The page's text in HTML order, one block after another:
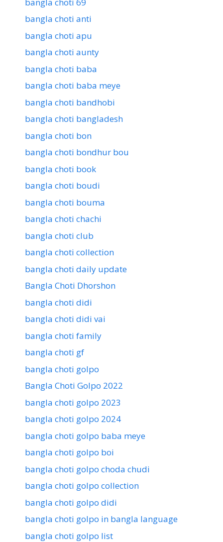
bangla choti anti
bangla choti apu
bangla choti aunty
bangla choti baba
bangla choti baba meye
bangla choti bandhobi
bangla choti bangladesh
bangla choti bon
bangla choti bondhur bou
bangla choti book
bangla choti boudi
bangla choti bouma
bangla choti chachi
bangla choti club
bangla choti collection
bangla choti daily update
Bangla Choti Dhorshon
bangla choti didi
bangla choti didi vai
bangla choti family
bangla choti gf
bangla choti golpo
Bangla Choti Golpo 2022
bangla choti golpo 2023
bangla choti golpo 2024
bangla choti golpo baba meye
bangla choti golpo boi
bangla choti golpo choda chudi
bangla choti golpo collection
bangla choti golpo didi
bangla choti golpo in bangla language
bangla choti golpo list